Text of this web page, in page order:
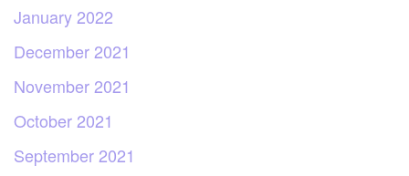
January 2022
December 2021
November 2021
October 2021
September 2021